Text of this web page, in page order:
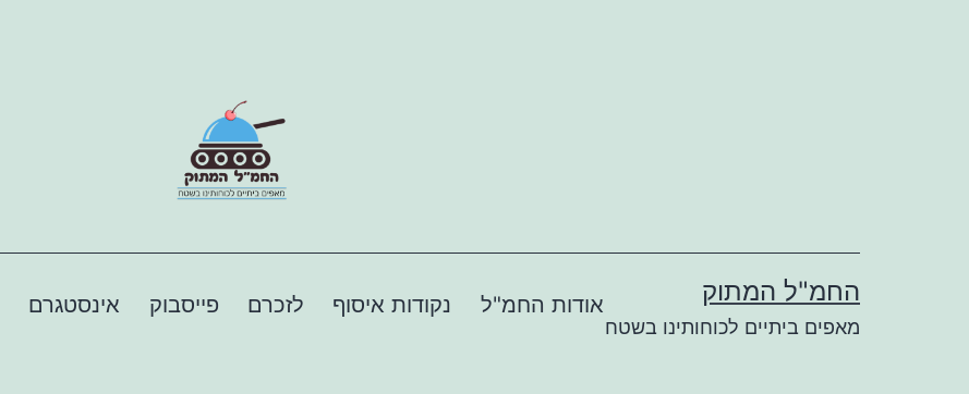
החמ"ל המתוק
מאפים ביתיים לכוחותינו בשטח
אודות החמ"ל נקודות איסוף לזכרם פייסבוק אינסטגרם